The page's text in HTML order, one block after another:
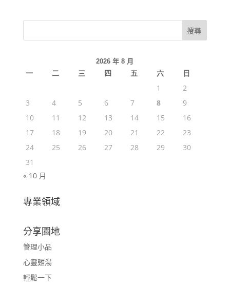
2026 年 8 月
一 二 三 四 五 六
日
1
2
3
4 5 6 7 8
9
10
11 12 13 14 15
16
17
18 19 20 21 22
23
24
25 26 27 28 29
30
31
« 10 月
專業領域
分享園地
管理小品
心靈雞湯
輕鬆一下